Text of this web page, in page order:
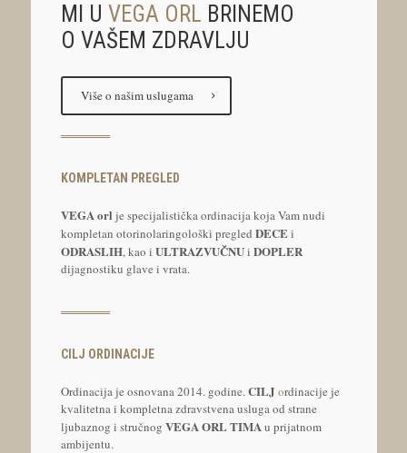
MI U VEGA ORL BRINEMO
O VAŠEM ZDRAVLJU
Više o našim uslugama
KOMPLETAN PREGLED
VEGA orl je specijalistička ordinacija koja Vam nudi
kompletan otorinolaringološki pregled DECEi
ODRASLIH, kao i ULTRAZVUČNUi DOPLER
dijagnostiku glave i vrata.
CILJ ORDINACIJE
Ordinacija je osnovana 2014. godine.CILJ ordinacije je
kvalitetna i kompletna zdravstvena usluga od strane
ljubaznog i stručnog VEGA ORL TIMAu prijatnom
ambijentu.